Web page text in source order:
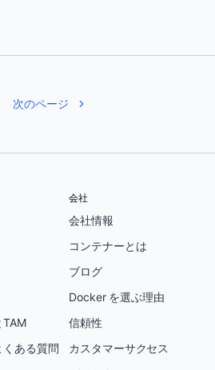
次のページ
TAM
ある質問
会社
会社情報
コンテナーとは
ブログ
Docker を選ぶ理由
信頼性
カスタマーサクセス